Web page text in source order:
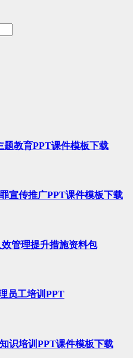
题教育PPT课件模板下载
宣传推广PPT课件模板下载
管理提升措施资料包
员工培训PPT
识培训PPT课件模板下载